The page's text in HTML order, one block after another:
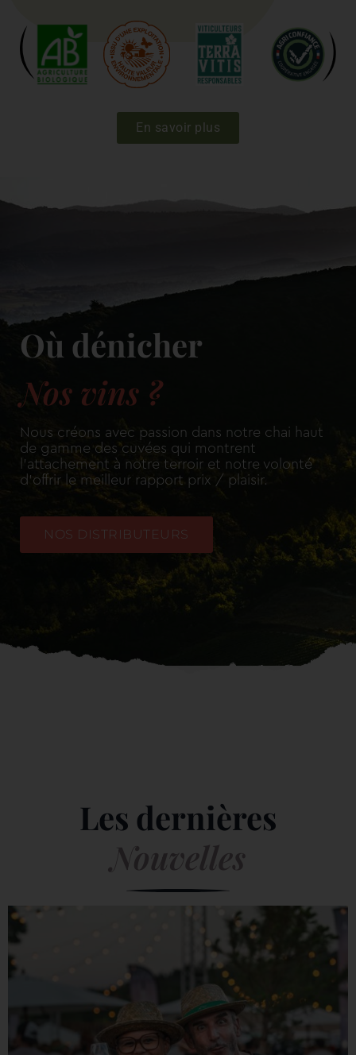
En savoir plus
Où dénicher
Nos vins ?
Nous créons avec passion dans notre chai haut
de gamme des cuvées qui montrent
l’attachement à notre terroir et notre volonté
d’offrir le meilleur rapport prix / plaisir.
NOS DISTRIBUTEURS
Les dernières
Nouvelles